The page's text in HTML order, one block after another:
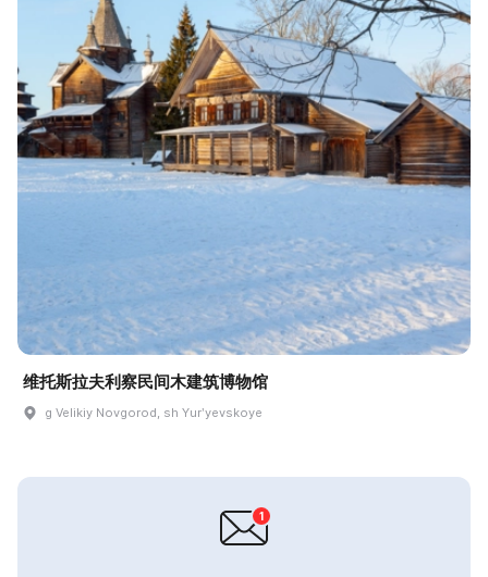
维托斯拉夫利察民间木建筑博物馆
g Velikiy Novgorod, sh Yurʹyevskoye